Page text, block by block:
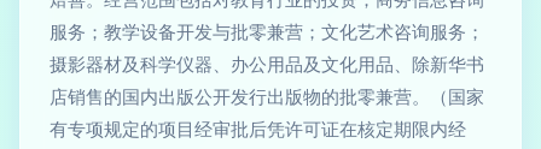
服务；教学设备开发与批零兼营；文化艺术咨询服务；
摄影器材及科学仪器、办公用品及文化用品、除新华书
店销售的国内出版公开发行出版物的批零兼营。（国家
有专项规定的项目经审批后凭许可证在核定期限内经